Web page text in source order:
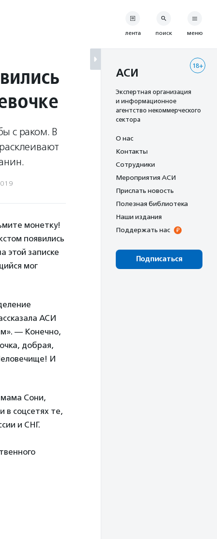
с раком. В
монетку!
появились
этой записке
мог
АСИ
— Конечно,
добрая,
И
мама Сони,
в соцсетях те,
и СНГ.
лента поиск меню
18+
АСИ
Экспертная организация
и информационное
агентство некоммерческого
сектора
О нас
Контакты
Сотрудники
Мероприятия АСИ
Прислать новость
Полезная библиотека
Наши издания
Поддержать нас
Подписаться